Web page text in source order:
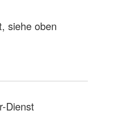
siehe oben
Dienst